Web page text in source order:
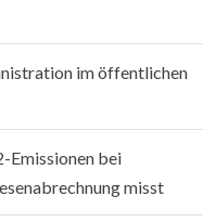
im öffentlichen
Emissionen bei
misst